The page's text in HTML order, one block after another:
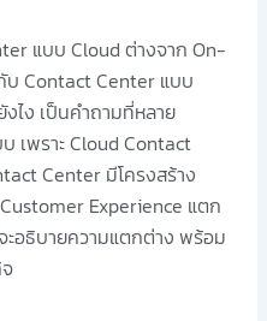
แบบ Cloud ต่างจาก On-
บ Contact Center แบบ
ไง เป็นคำถามที่หลาย
เพราะ Cloud Contact
Center มีโครงสร้าง
Experience แตก
อธิบายความแตกต่าง พร้อม